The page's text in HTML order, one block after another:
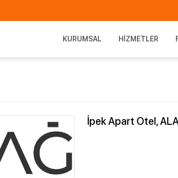
KURUMSAL HIZMETLER
İpek Apart Otel,